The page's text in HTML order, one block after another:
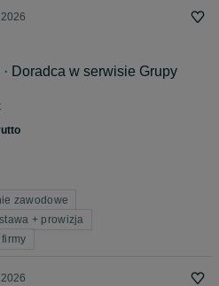
· ​​Doradca w serwisie Grupy
zawodowe
+ prowizja